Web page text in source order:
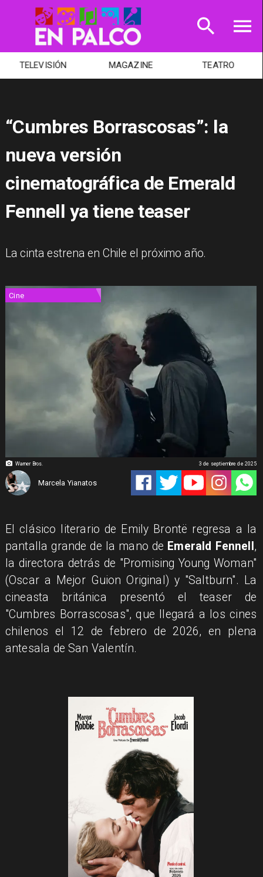
TELEVISIÓN MAGAZINE TEATRO
“Cumbres Borrascosas”: la
nueva versión
cinematográfica de Emerald
Fennell ya tiene teaser
La cinta estrena en Chile el próximo año.
Warner Bros.
Cine
Marcela Yianatos
3 de septiembre de 2025
El clásico literario de Emily Brontë regresa a la
pantalla grande de la mano de Emerald Fennell ,
la directora detrás de "Promising Young Woman"
(Oscar a Mejor Guion Original) y "Saltburn". La
cineasta británica presentó el teaser de
"Cumbres Borrascosas", que llegará a los cines
chilenos el 12 de febrero de 2026, en plena
antesala de San Valentín.